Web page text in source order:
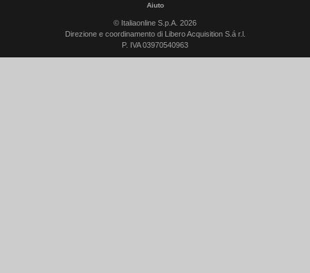
Aiuto
© Italiaonline S.p.A. 2026
Direzione e coordinamento di Libero Acquisition S.á r.l.
P. IVA 03970540963